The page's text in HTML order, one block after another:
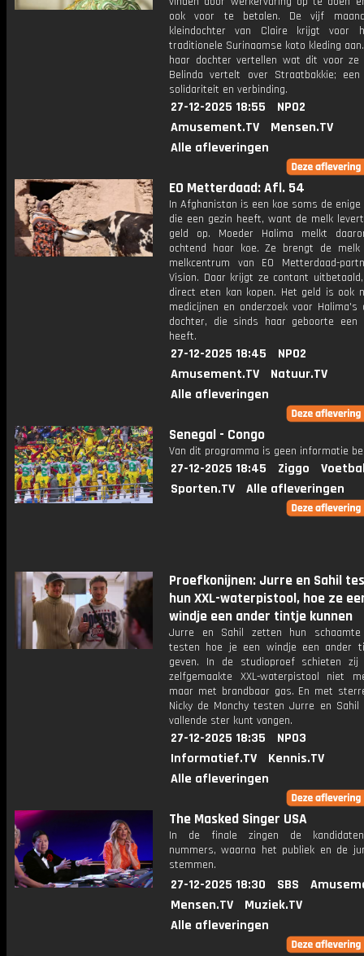
ook voor te betalen. De vijf
kleindochter van Claire krijgt voor
traditionele Surinaamse koto kleding
haar dochter vertellen wat dit voor ze
Belinda vertelt over Straatbakkie;
solidariteit en verbinding.
27-12-2025 18:55
NPO2
Amusement.TV
Mensen.TV
Alle afleveringen
EO Metterdaad: Afl. 54
In Afghanistan is een koe soms de enige
die een gezin heeft, want de melk
geld op. Moeder Halima melkt
ochtend haar koe. Ze brengt de
melkcentrum van EO Metterdaad-
Vision. Daar krijgt ze contant
direct eten kan kopen. Het geld is ook
medicijnen en onderzoek voor Halima's
dochter, die sinds haar geboorte een
heeft.
27-12-2025 18:45
NPO2
Amusement.TV
Natuur.TV
Alle afleveringen
Senegal - Congo
Van dit programma is geen informatie
27-12-2025 18:45 Ziggo
Sporten.TV
Alle afleveringen
Proefkonijnen: Jurre en Sahil
hun XXL-waterpistool, hoe ze
windje een ander tintje kunnen
Jurre en Sahil zetten hun
testen hoe je een windje een ander
geven. In de studioproef schieten
zelfgemaakte XXL-waterpistool niet
maar met brandbaar gas. En met
Nicky de Monchy testen Jurre en
vallende ster kunt vangen.
27-12-2025 18:35
NPO3
Informatief.TV
Kennis.TV
Alle afleveringen
The Masked Singer USA
In de finale zingen de
nummers, waarna het publiek en de
stemmen.
27-12-2025 18:30 SBS
Mensen.TV
Muziek.TV
Alle afleveringen